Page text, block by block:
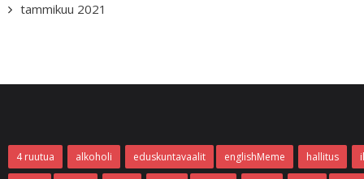
tammikuu 2021
4 ruutua alkoholi eduskuntavaalit englishMeme hallitus